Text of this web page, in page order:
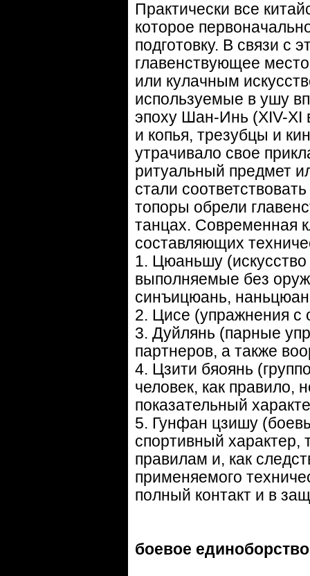
Практически все
которое
подготовку. В связи с
главенствующее
или кулачным
используемые в ушу
эпоху Шан-Инь (XIV-XI
и копья, трезубцы и
утрачивало свое
ритуальный предмет
стали
топоры обрели
танцах. Современная
составляющих
1. Цюаньшу
выполняемые без
синъицюань,
2. Цисе (упражнения с
3. Дуйлянь (парные
партнеров, а также
4. Цзити бяоянь
человек, как правило,
показательный
5. Гунфан цзишу
спортивный
правилам и, как
применяемого
полный контакт и в
боевое